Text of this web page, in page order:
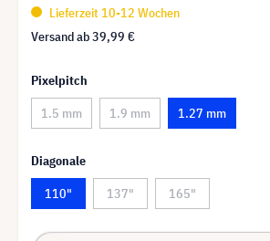
Lieferzeit 10-12 Wochen
Versand ab39,99 €
Pixelpitch
1.5 mm
1.9 mm 1.27 mm
Diagonale
110"
137" 165"